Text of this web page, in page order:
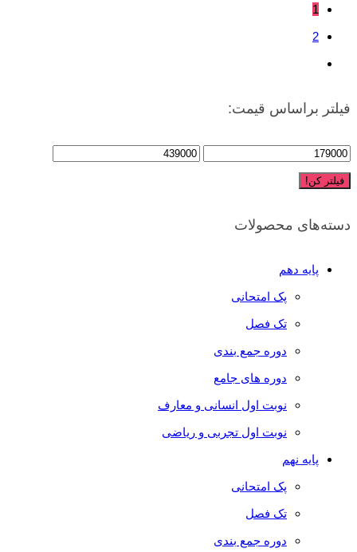
1
2
فیلتر براساس قیمت:
فیلتر کن!
دسته‌های محصولات
پایه دهم
پک امتحانی
تک فصل
دوره جمع بندی
دوره های جامع
نوبت اول انسانی و معارف
نوبت اول تجربی و ریاضی
پایه نهم
پک امتحانی
تک فصل
دوره جمع بندی